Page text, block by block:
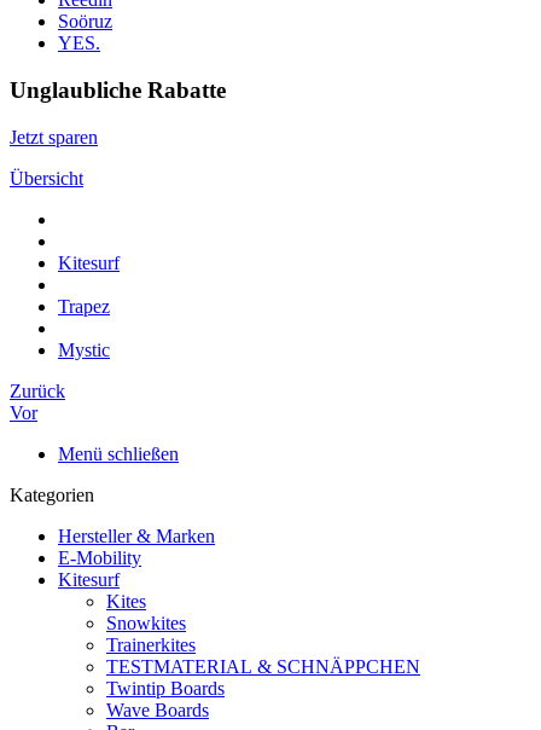
Soöruz
YES.
Unglaubliche Rabatte
Jetzt sparen
Übersicht
Kitesurf
Trapez
Mystic
Zurück
Vor
Menü schließen
Kategorien
Hersteller & Marken
E-Mobility
Kitesurf
Kites
Snowkites
Trainerkites
TESTMATERIAL & SCHNÄPPCHEN
Twintip Boards
Wave Boards